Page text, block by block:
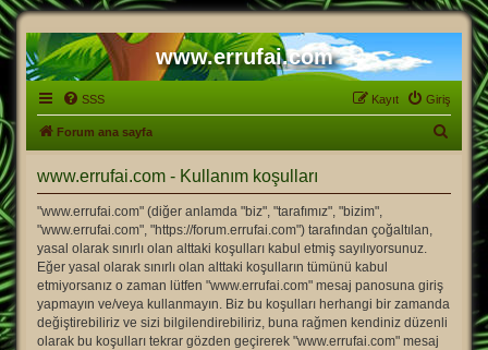
www.errufai.com
SSS Giriş
Kayıt
Forum ana sayfa
www.errufai.com - Kullanım koşulları
"www.errufai.com" (diğer anlamda "biz", "tarafımız", "bizim",
"www.errufai.com", "https://forum.errufai.com") tarafından çoğaltılan,
yasal olarak sınırlı olan alttaki koşulları kabul etmiş sayılıyorsunuz.
Eğer yasal olarak sınırlı olan alttaki koşulların tümünü kabul
etmiyorsanız o zaman lütfen "www.errufai.com" mesaj panosuna giriş
yapmayın ve/veya kullanmayın. Biz bu koşulları herhangi bir zamanda
değiştirebiliriz ve sizi bilgilendirebiliriz, buna rağmen kendiniz düzenli
olarak bu koşulları tekrar gözden geçirerek "www.errufai.com" mesaj